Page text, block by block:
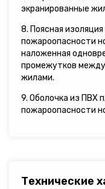
экранированные
8. Поясная
пожароопасности
наложенная
промежутков
жилами.
9. Оболочка из ПВХ
пожароопасности
Технические